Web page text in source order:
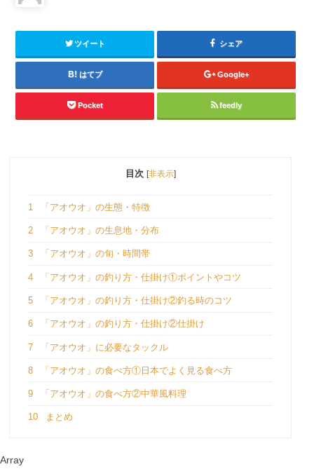
ツイート シェア
はてブ Google+
Pocket feedly
目次 [非表示]
1 「アオウオ」の生態・特徴
2 「アオウオ」の生息地・分布
3 「アオウオ」の旬・時間帯
4 「アオウオ」の釣り方・仕掛け①ポイントやコツ
5 「アオウオ」の釣り方・仕掛け②釣る時のコツ
6 「アオウオ」の釣り方・仕掛け②仕掛け
7 「アオウオ」に必要なタックル
8 「アオウオ」の食べ方①日本でよく見る食べ方
9 「アオウオ」の食べ方②中華風料理
10 まとめ
Array